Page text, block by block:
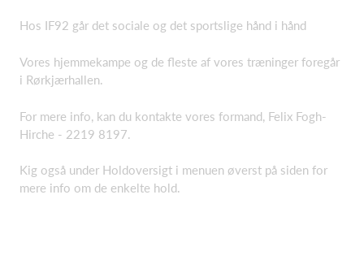
Hos IF92 går det sociale og det sportslige hånd i hånd
Vores hjemmekampe og de fleste af vores træninger foregår
i Rørkjærhallen.
For mere info, kan du kontakte vores formand, Felix Fogh-
Hirche - 2219 8197.
Kig også under Holdoversigt i menuen øverst på siden for
mere info om de enkelte hold.